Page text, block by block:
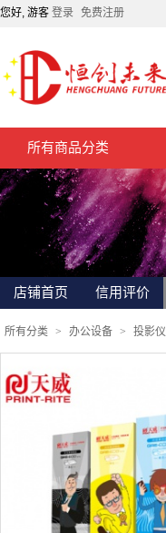
您好, 游客 登录 免费注册
所有商品分类
店铺首页 信用评价
所有分类 > 办公设备 > 投影仪